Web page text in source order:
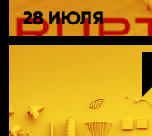
28 ИЮЛЯ